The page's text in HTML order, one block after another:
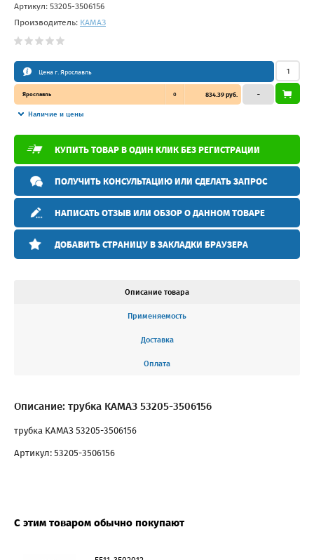
Артикул: 53205-3506156
Производитель: КАМАЗ
Цена г. Ярославль
Ярославль 0 834.39 руб.
Наличие и цены
–
КУПИТЬ ТОВАР В ОДИН КЛИК БЕЗ РЕГИСТРАЦИИ
ПОЛУЧИТЬ КОНСУЛЬТАЦИЮ ИЛИ СДЕЛАТЬ ЗАПРОС
НАПИСАТЬ ОТЗЫВ ИЛИ ОБЗОР О ДАННОМ ТОВАРЕ
ДОБАВИТЬ СТРАНИЦУ В ЗАКЛАДКИ БРАУЗЕРА
Описание товара
Применяемость
Доставка
Оплата
Описание: трубка КАМАЗ 53205-3506156
трубка КАМАЗ 53205-3506156
Артикул: 53205-3506156
С этим товаром обычно покупают